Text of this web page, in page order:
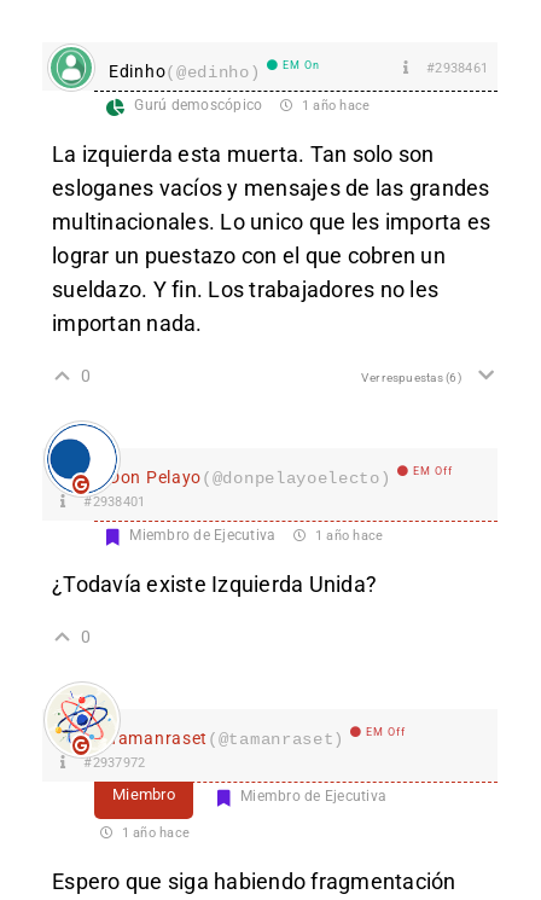
Edinho(@edinho) EM On #2938461
Gurú demoscópico 1 año hace
La izquierda esta muerta. Tan solo son
esloganes vacíos y mensajes de las grandes
multinacionales. Lo unico que les importa es
lograr un puestazo con el que cobren un
sueldazo. Y fin. Los trabajadores no les
importan nada.
0 Ver respuestas(6)
Don Pelayo(@donpelayoelecto) EM Off
#2938401
Miembro de Ejecutiva 1 año hace
¿Todavía existe Izquierda Unida?
0
Tamanraset (@tamanraset) EM Off
#2937972
Miembro Miembro de Ejecutiva
1 año hace
Espero que siga habiendo fragmentación